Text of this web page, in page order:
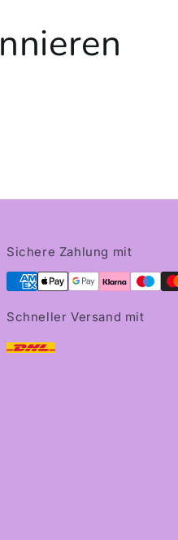
Sichere Zahlung mit
Schneller Versand mit